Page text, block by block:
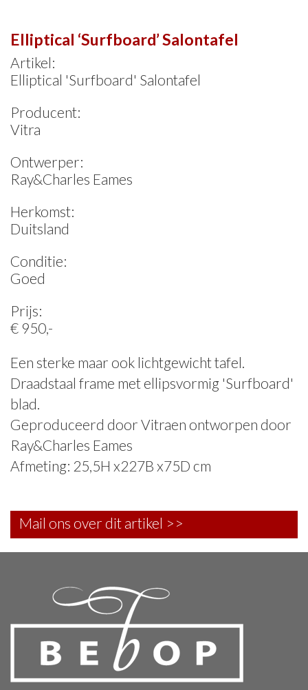
Elliptical ‘Surfboard’ Salontafel
Artikel:
Elliptical 'Surfboard' Salontafel
Producent:
Vitra
Ontwerper:
Ray&Charles Eames
Herkomst:
Duitsland
Conditie:
Goed
Prijs:
€ 950,-
Een sterke maar ook lichtgewicht tafel.
Draadstaal frame met ellipsvormig 'Surfboard'
blad.
Geproduceerd door Vitraen ontworpen door
Ray&Charles Eames
Afmeting: 25,5H x227B x75D cm
Mail ons over dit artikel >>